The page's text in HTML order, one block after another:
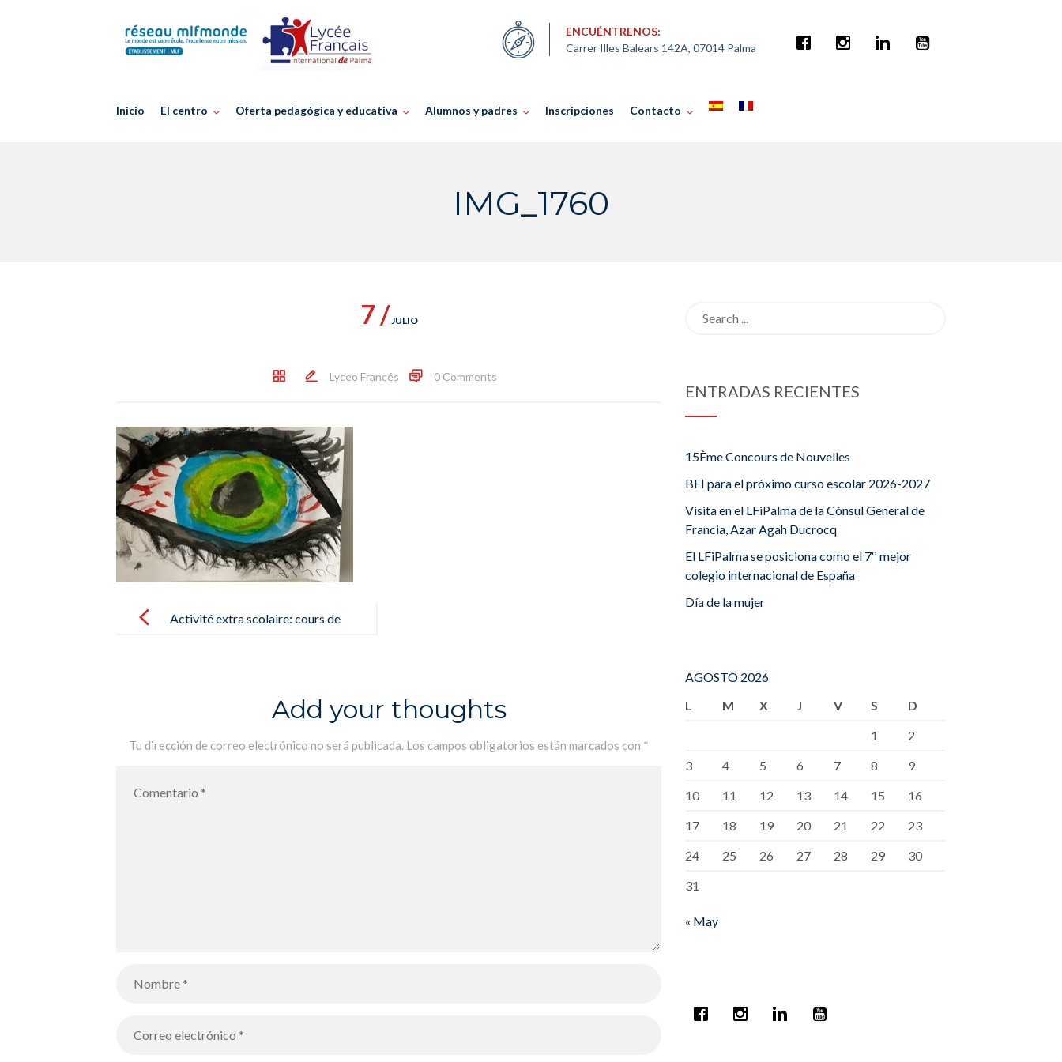
ENCUÉNTRENOS:
Carrer Illes Balears 142A, 07014 Palma
Inicio El centro Oferta pedagógica y educativa Alumnos y padres Inscripciones Contacto
IMG_1760
7 /JULIO
Lyceo Francés 0 Comments
navigation Activité extra scolaire: cours de
Add your thoughts
Tu dirección de correo electrónico no será publicada. Los campos obligatorios están marcados con *
ENTRADAS RECIENTES
15Ème Concours de Nouvelles
BFI para el próximo curso escolar 2026-2027
Visita en el LFiPalma de la Cónsul General de
Francia, Azar Agah Ducrocq
El LFiPalma se posiciona como el 7º mejor
colegio internacional de España
Día de la mujer
AGOSTO 2026
L
M X J V S
D
1
2
3
4 5 6 7 8
9
10
11 12 13 14 15
16
17
18 19 20 21 22
23
24
25 26 27 28 29
30
31
« May